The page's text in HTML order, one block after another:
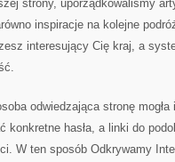
strony, uporządkowaliśmy
inspiracje na kolejne
interesujący Cię kraj, a
odwiedzająca stronę
hasła, a linki do
W ten sposób Odkrywamy